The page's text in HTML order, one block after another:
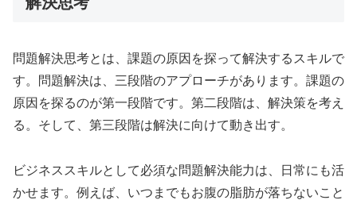
問題解決思考とは、課題の原因を探って解決するスキルで
す。問題解決は、三段階のアプローチがあります。課題の
原因を探るのが第一段階です。第二段階は、解決策を考え
る。そして、第三段階は解決に向けて動き出す。
ビジネススキルとして必須な問題解決能力は、日常にも活
かせます。例えば、いつまでもお腹の脂肪が落ちないこと